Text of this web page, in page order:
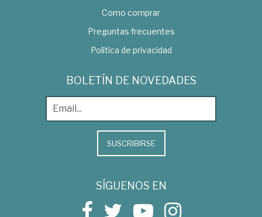
Como comprar
Preguntas frecuentes
Política de privacidad
BOLETÍN DE NOVEDADES
SUSCRIBIRSE
SÍGUENOS EN